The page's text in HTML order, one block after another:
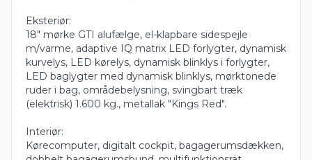
Eksteriør:
18" mørke GTI alufælge, el-klapbare sidespejle
m/varme, adaptive IQ matrix LED forlygter, dynamisk
kurvelys, LED kørelys, dynamisk blinklys i forlygter,
LED baglygter med dynamisk blinklys, mørktonede
ruder i bag, områdebelysning, svingbart træk
(elektrisk) 1.600 kg., metallak "Kings Red".
Interiør:
Kørecomputer, digitalt cockpit, bagagerumsdækken,